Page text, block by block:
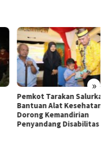
»
Tarakan Salurkan
Alat Kesehatan dan
Kemandirian
Disabilitas